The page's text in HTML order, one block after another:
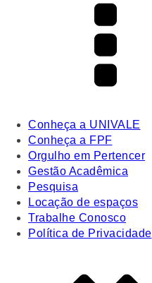
Conheça a UNIVALE
Conheça a FPF
Orgulho em Pertencer
Gestão Acadêmica
Pesquisa
Locação de espaços
Trabalhe Conosco
Política de Privacidade